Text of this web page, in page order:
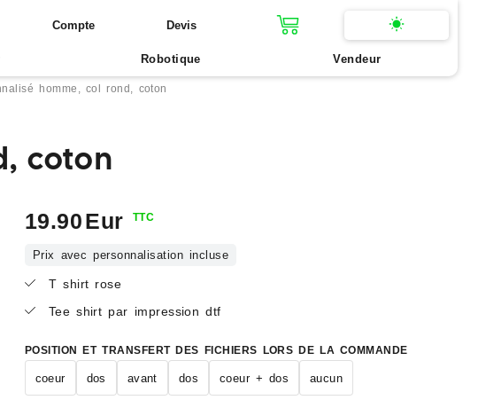
Compte Devis
Robotique Vendeur
homme, col rond, coton
coton
19.90Eur TTC
Prix avec personnalisation incluse
T shirt rose
Tee shirt par impression dtf
POSITION ET TRANSFERT DES FICHIERS LORS DE LA COMMANDE
coeur dos avant dos coeur + dos aucun